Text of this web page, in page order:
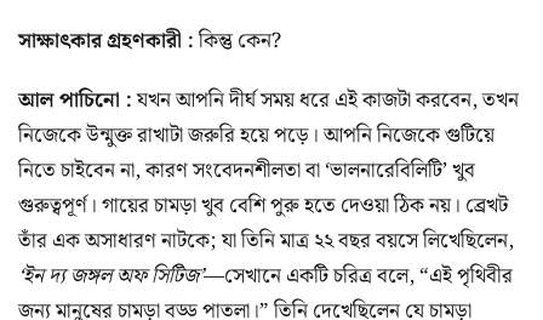
সাক্ষাৎকার গ্রহণকারী :কিন্তু কেন?
আল পাচিনো :যখন আপনি দীর্ঘ সময় ধরে এই কাজটা করবেন, তখন
নিজেকে উন্মুক্ত রাখাটা জরুরি হয়ে পড়ে। আপনি নিজেকে গুটিয়ে
নিতে চাইবেন না, কারণ সংবেদনশীলতা বা ‘ভালনারেবিলিটি’ খুব
গুরুত্বপূর্ণ। গায়ের চামড়া খুব বেশি পুরু হতে দেওয়া ঠিক নয়। ব্রেখট
তাঁর এক অসাধারণ নাটকে; যা তিনি মাত্র ২২ বছর বয়সে লিখেছিলেন,
‘ইন দ্য জঙ্গল অফ সিটিজ’—সেখানে একটি চরিত্র বলে, “এই পৃথিবীর
জন্য মানুষের চামড়া বড্ড পাতলা।” তিনি দেখেছিলেন যে চামড়া